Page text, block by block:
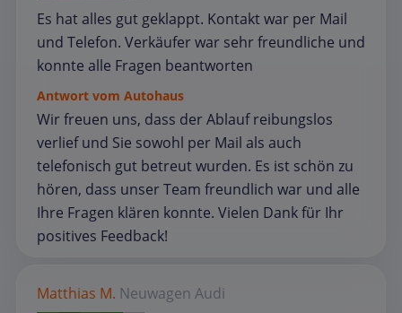
Es hat alles gut geklappt. Kontakt war per Mail
und Telefon. Verkäufer war sehr freundliche und
konnte alle Fragen beantworten
Antwort vom Autohaus
Wir freuen uns, dass der Ablauf reibungslos
verlief und Sie sowohl per Mail als auch
telefonisch gut betreut wurden. Es ist schön zu
hören, dass unser Team freundlich war und alle
Ihre Fragen klären konnte. Vielen Dank für Ihr
positives Feedback!
Matthias M. Neuwagen Audi